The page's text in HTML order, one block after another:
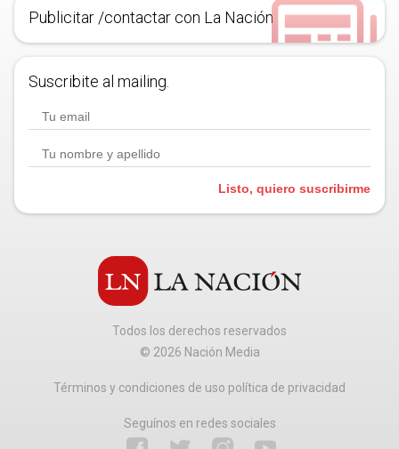
Publicitar /contactar con La Nación
Suscribite al mailing.
Listo, quiero suscribirme
Todos los derechos reservados
© 2026 Nación Media
Términos y condiciones de uso política de privacidad
Seguínos en redes sociales